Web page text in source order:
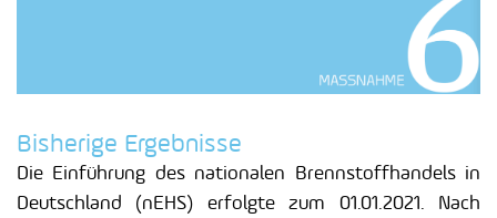
Bisherige Ergebnisse
Die Einführung des nationalen Brennstoffhandels in
Deutschland (nEHS) erfolgte zum 01.01.2021. Nach